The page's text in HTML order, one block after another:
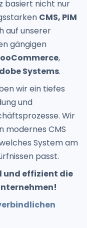
basiert nicht nur
CMS, PIM
auf unserer
gängigen
,
Systems.
wir ein tiefes
und
Wir
modernes CMS
System am
passt.
und effizient die